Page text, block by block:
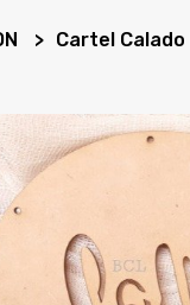
Cartel Calado